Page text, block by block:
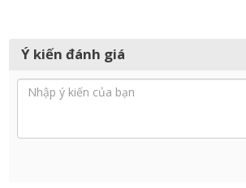
Ý kiến đánh giá